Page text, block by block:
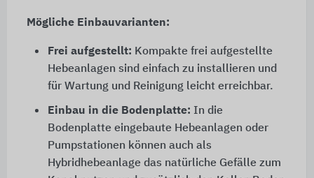
Mögliche Einbauvarianten:
Frei aufgestellt: Kompakte frei aufgestellte
Hebeanlagen sind einfach zu installieren und
für Wartung und Reinigung leicht erreichbar.
Einbau in die Bodenplatte: In die
Bodenplatte eingebaute Hebeanlagen oder
Pumpstationen können auch als
Hybridhebeanlage das natürliche Gefälle zum